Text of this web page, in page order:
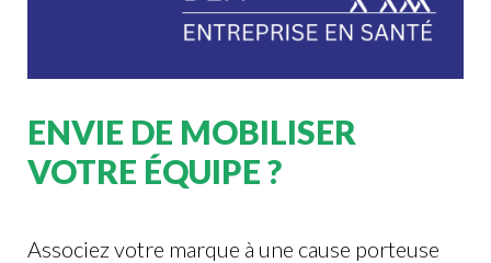
ENVIE DE MOBILISER
VOTRE ÉQUIPE ?
Associez votre marque à une cause porteuse